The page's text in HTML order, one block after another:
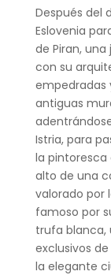
Después del
Eslovenia
de Piran,
con su
empedradas
antiguas
Istria, para
la pintoresca
alto de una
valorado por
famoso por
trufa blanca,
exclusivos
la elegante